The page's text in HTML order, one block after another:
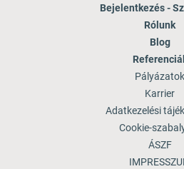
Bejelentkezés -
Rólunk
Blog
Pályázatok
Karrier
Adatkezelési
Cookie-
ÁSZF